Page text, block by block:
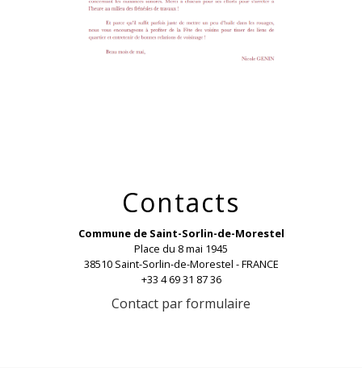
Contacts
Commune de Saint-Sorlin-de-Morestel
Place du 8 mai 1945
38510 Saint-Sorlin-de-Morestel - FRANCE
+33 4 69 31 87 36
Contact par formulaire